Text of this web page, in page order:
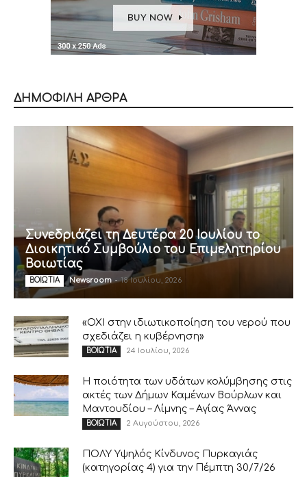
ΔΗΜΟΦΙΛΗ ΑΡΘΡΑ
Συνεδριάζει τη Δευτέρα 20 Ιουλίου το
Διοικητικό Συμβούλιο του Επιμελητηρίου
Βοιωτίας
ΒΟΙΩΤΙΑ Newsroom - 18 Ιουλίου, 2026
«ΟΧΙ στην ιδιωτικοποίηση του νερού που
σχεδιάζει η κυβέρνηση»
ΒΟΙΩΤΙΑ 24 Ιουλίου, 2026
Η ποιότητα των υδάτων κολύμβησης στις
ακτές των Δήμων Καμένων Βούρλων και
Μαντουδίου – Λίμνης – Αγίας Άννας
ΒΟΙΩΤΙΑ 2 Αυγούστου, 2026
ΠΟΛΥ Υψηλός Κίνδυνος Πυρκαγιάς
(κατηγορίας 4) για την Πέμπτη 30/7/26